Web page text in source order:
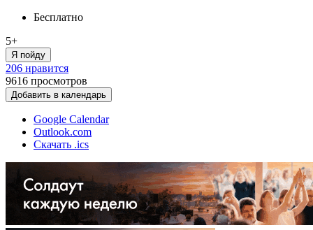
Бесплатно
5+
Я пойду
206 нравится
9616 просмотров
Добавить в календарь
Google Calendar
Outlook.com
Скачать .ics